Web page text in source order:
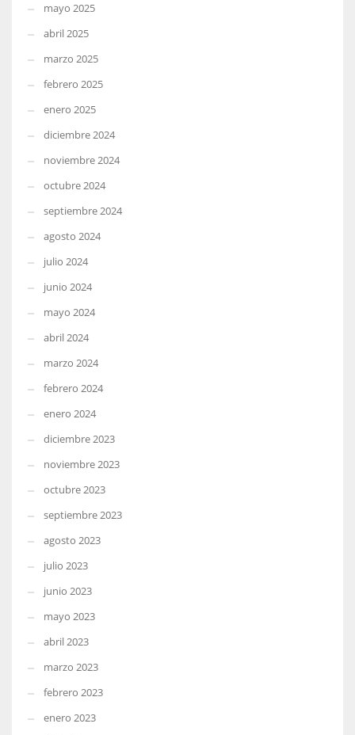
mayo 2025
abril 2025
marzo 2025
febrero 2025
enero 2025
diciembre 2024
noviembre 2024
octubre 2024
septiembre 2024
agosto 2024
julio 2024
junio 2024
mayo 2024
abril 2024
marzo 2024
febrero 2024
enero 2024
diciembre 2023
noviembre 2023
octubre 2023
septiembre 2023
agosto 2023
julio 2023
junio 2023
mayo 2023
abril 2023
marzo 2023
febrero 2023
enero 2023